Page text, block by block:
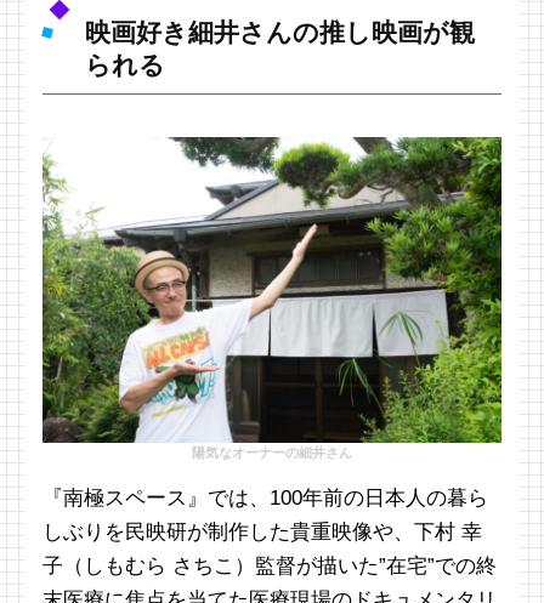
映画好き細井さんの推し映画が観
られる
陽気なオーナーの細井さん
『南極スペース』では、100年前の日本人の暮ら
しぶりを民映研が制作した貴重映像や、下村 幸
子（しもむら さちこ）監督が描いた”在宅”での終